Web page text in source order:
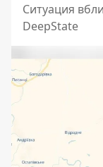
Ситуация
DeepState